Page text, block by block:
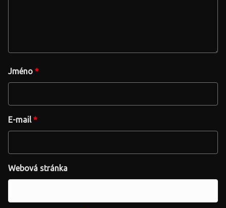
Jméno *
E-mail*
Webová stránka